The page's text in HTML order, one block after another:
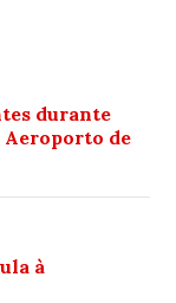
durante
de
à